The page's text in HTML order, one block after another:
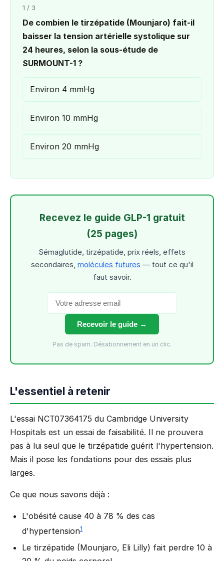
1 / 3
De combien le tirzépatide (Mounjaro) fait-il
baisser la tension artérielle systolique sur
24 heures, selon la sous-étude de
SURMOUNT-1 ?
Environ 4 mmHg
Environ 10 mmHg
Environ 20 mmHg
Recevez le guide GLP-1 gratuit
(25 pages)
Sémaglutide, tirzépatide, prix réels, effets
secondaires, molécules futures — tout ce qu'il
faut savoir.
Recevoir le guide →
Pas de spam. Désabonnement en un clic.
L'essentiel à retenir
L'essai NCT07364175 du Cambridge University
Hospitals est un essai de faisabilité. Il ne prouvera
pas à lui seul que le tirzépatide guérit l'hypertension.
Mais il pose les fondations pour des essais plus
larges.
Ce que nous savons déjà :
L'obésité cause 40 à 78 % des cas
d'hypertension1
Le tirzépatide (Mounjaro, Eli Lilly) fait perdre 10 à